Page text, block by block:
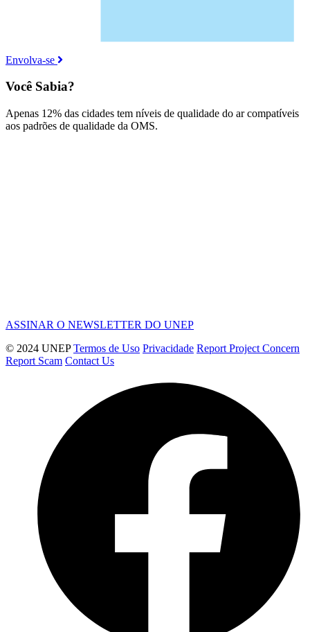
Envolva-se
Você Sabia?
Apenas 12% das cidades tem níveis de qualidade do ar compatíveis
aos padrões de qualidade da OMS.
ASSINAR O NEWSLETTER DO UNEP
© 2024 UNEPTermos de Uso Privacidade Report Project Concern
Report Scam Contact Us